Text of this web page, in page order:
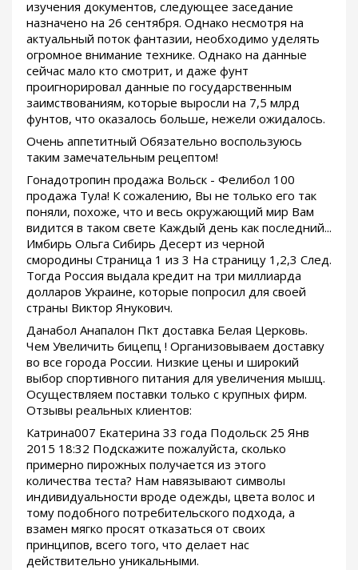
изучения документов, следующее заседание
назначено на 26 сентября. Однако несмотря на
актуальный поток фантазии, необходимо уделять
огромное внимание технике. Однако на данные
сейчас мало кто смотрит, и даже фунт
проигнорировал данные по государственным
заимствованиям, которые выросли на 7,5 млрд
фунтов, что оказалось больше, нежели ожидалось.
Очень аппетитный Обязательно воспользуюсь
таким замечательным рецептом!
Гонадотропин продажа Вольск - Фелибол 100
продажа Тула! К сожалению, Вы не только его так
поняли, похоже, что и весь окружающий мир Вам
видится в таком свете Каждый день как последний...
Имбирь Ольга Сибирь Десерт из черной
смородины Страница 1 из 3 На страницу 1,2,3 След.
Тогда Россия выдала кредит на три миллиарда
долларов Украине, которые попросил для своей
страны Виктор Янукович.
Данабол Анапалон Пкт доставка Белая Церковь.
Чем Увеличить бицепц ! Организовываем доставку
во все города России. Низкие цены и широкий
выбор спортивного питания для увеличения мышц.
Осуществляем поставки только с крупных фирм.
Отзывы реальных клиентов:
Катрина007 Екатерина 33 года Подольск 25 Янв
2015 18:32 Подскажите пожалуйста, сколько
примерно пирожных получается из этого
количества теста? Нам навязывают символы
индивидуальности вроде одежды, цвета волос и
тому подобного потребительского подхода, а
взамен мягко просят отказаться от своих
принципов, всего того, что делает нас
действительно уникальными.